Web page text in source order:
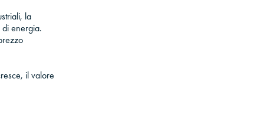
la
di energia.
il valore